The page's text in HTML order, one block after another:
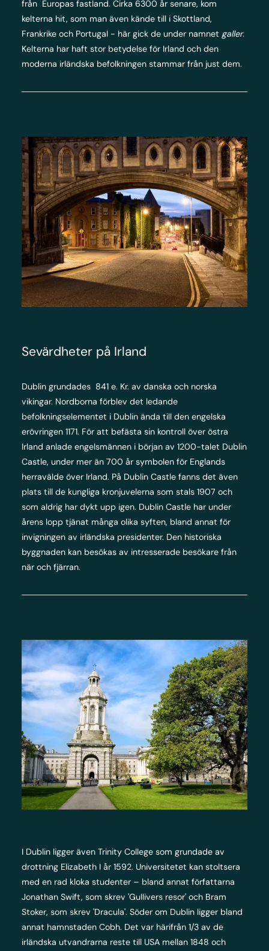
från Europas fastland. Cirka 6300 år senare, kom
kelterna hit, som man även kände till i Skottland,
Frankrike och Portugal - här gick de under namnet galler.
Kelterna har haft stor betydelse för Irland och den
moderna irländska befolkningen stammar från just dem.
Sevärdheter på Irland
Dublin grundades 841 e. Kr. av danska och norska
vikingar. Nordborna förblev det ledande
befolkningselementet i Dublin ända till den engelska
erövringen 1171. För att befästa sin kontroll över östra
Irland anlade engelsmännen i början av 1200-talet Dublin
Castle, under mer än 700 år symbolen för Englands
herravälde över Irland. På Dublin Castle fanns det även
plats till de kungliga kronjuvelerna som stals 1907 och
som aldrig har dykt upp igen. Dublin Castle har under
årens lopp tjänat många olika syften, bland annat för
invigningen av irländska presidenter. Den historiska
byggnaden kan besökas av intresserade besökare från
när och fjärran.
I Dublin ligger även Trinity College som grundade av
drottning Elizabeth I år 1592. Universitetet kan stoltsera
med en rad kloka studenter – bland annat författarna
Jonathan Swift, som skrev 'Gullivers resor' och Bram
Stoker, som skrev 'Dracula'. Söder om Dublin ligger bland
annat hamnstaden Cobh. Det var härifrån 1/3 av de
irländska utvandrarna reste till USA mellan 1848 och